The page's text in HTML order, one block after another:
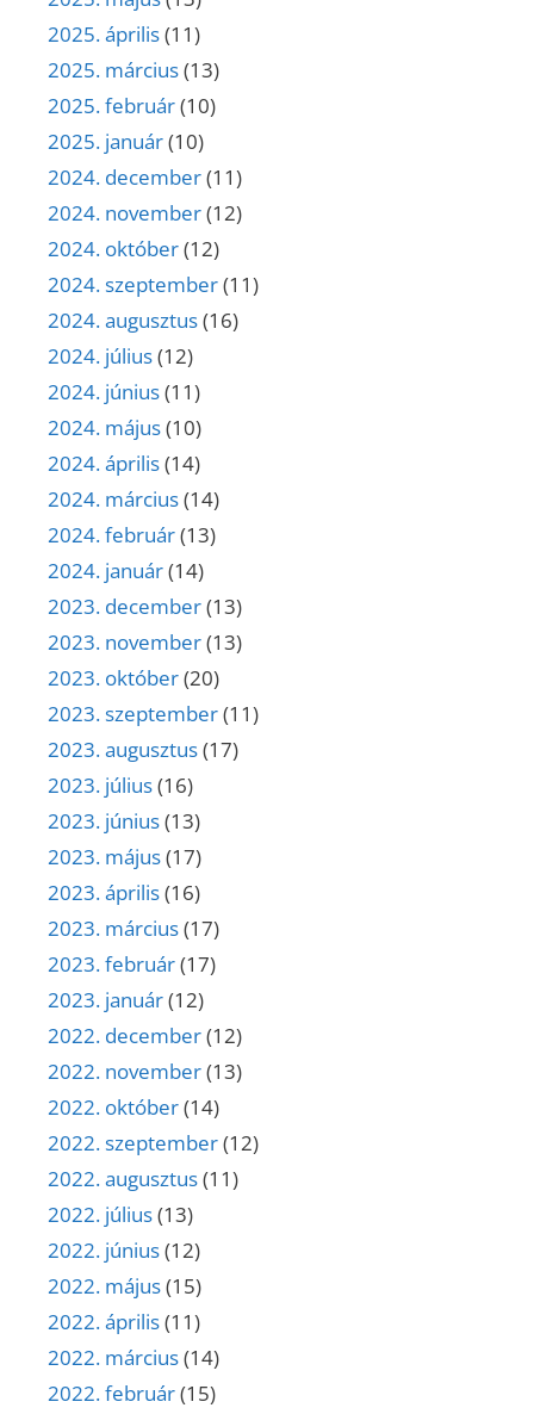
2025. április(11)
2025. március(13)
2025. február(10)
2025. január(10)
2024. december(11)
2024. november(12)
2024. október(12)
2024. szeptember(11)
2024. augusztus(16)
2024. július(12)
2024. június(11)
2024. május(10)
2024. április(14)
2024. március(14)
2024. február(13)
2024. január(14)
2023. december(13)
2023. november(13)
2023. október(20)
2023. szeptember(11)
2023. augusztus(17)
2023. július(16)
2023. június(13)
2023. május(17)
2023. április(16)
2023. március(17)
2023. február(17)
2023. január(12)
2022. december(12)
2022. november(13)
2022. október(14)
2022. szeptember(12)
2022. augusztus(11)
2022. július(13)
2022. június(12)
2022. május(15)
2022. április(11)
2022. március(14)
2022. február(15)